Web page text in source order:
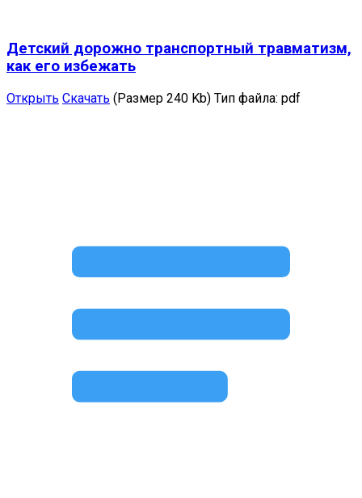
Детский дорожно транспортный травматизм,
как его избежать
Открыть Скачать (Размер 240 Kb) Тип файла: pdf